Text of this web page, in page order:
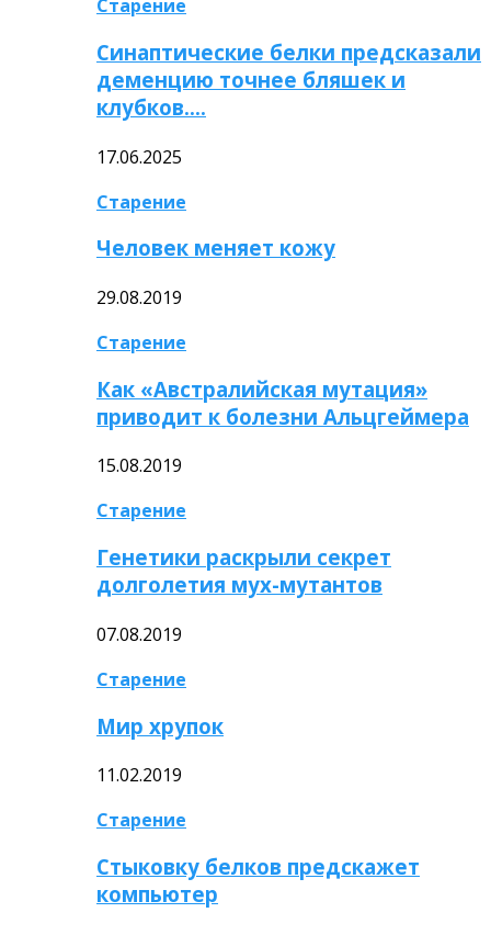
Старение
Синаптические белки предсказали
деменцию точнее бляшек и
клубков….
17.06.2025
Старение
Человек меняет кожу
29.08.2019
Старение
Как «Австралийская мутация»
приводит к болезни Альцгеймера
15.08.2019
Старение
Генетики раскрыли секрет
долголетия мух-мутантов
07.08.2019
Старение
Мир хрупок
11.02.2019
Старение
Стыковку белков предскажет
компьютер